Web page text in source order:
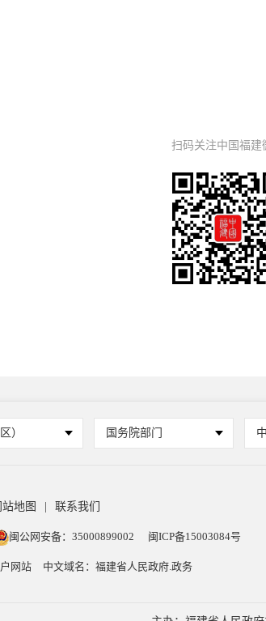
扫码关注中国福建
） 国务院部门
站地图 联系我们
闽公网安备：35000899002 闽ICP备15003084号
网站 中文域名：福建省人民政府.政务